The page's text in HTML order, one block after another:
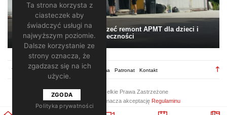
Pomagamy. Warto wesprzeć remont APMT dla dzieci i
społeczności
Regulamin Redakcja Reklama Patronat Kontakt
2026 ©
/ Wszelkie Prawa Zastrzeżone
Korzystanie z portalu oznacza akceptację Regulaminu
Ta strona korzysta z
ciasteczek aby
świadczyć usługi na
najwyższym poziomie.
Dalsze korzystanie ze
strony oznacza, że
zgadzasz się na ich
użycie.
ZGODA
Polityka prywatności